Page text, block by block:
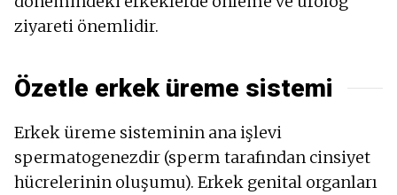
Kusma
Büyümüş lenf düğümleri
ziyareti önemlidir.
Özetle erkek üreme sistemi
Erkek üreme sisteminin ana işlevi
spermatogenezdir (sperm tarafından cinsiyet
hücrelerinin oluşumu). Erkek genital organları